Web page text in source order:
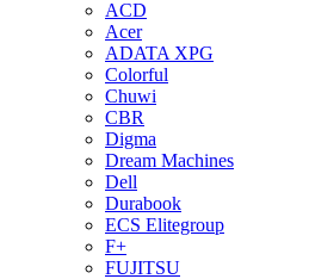
ACD
Acer
ADATA XPG
Colorful
Chuwi
CBR
Digma
Dream Machines
Dell
Durabook
ECS Elitegroup
F+
FUJITSU